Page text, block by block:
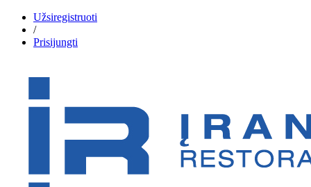
Užsiregistruoti
/
Prisijungti